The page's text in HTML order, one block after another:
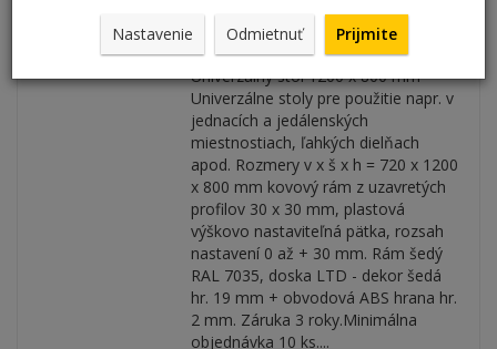
Kód:C177BB
Univerzálný stôl 1200 x 800 mm
Univerzálne stoly pre použitie napr. v
jednacích a jedálenských
miestnostiach, ľahkých dielňach
apod. Rozmery v x š x h = 720 x 1200
x 800 mm kovový rám z uzavretých
profilov 30 x 30 mm, plastová
výškovo nastaviteľná pätka, rozsah
nastavení 0 až + 30 mm. Rám šedý
RAL 7035, doska LTD - dekor šedá
hr. 19 mm + obvodová ABS hrana hr.
2 mm. Záruka 3 roky.Minimálna
objednávka 10 ks....
Nastavenie Odmietnuť Prijmite